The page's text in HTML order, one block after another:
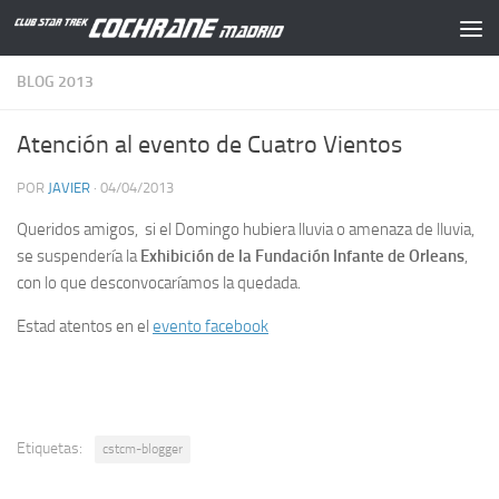
Saltar al contenido
BLOG 2013
Atención al evento de Cuatro Vientos
POR JAVIER · 04/04/2013
Queridos amigos, si el Domingo hubiera lluvia o amenaza de lluvia,
se suspendería laExhibición de la Fundación Infante de Orleans,
con lo que desconvocaríamos la quedada.
Estad atentos en el evento facebook
Etiquetas: cstcm-blogger